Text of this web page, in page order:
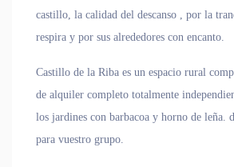
castillo, la calidad del descanso , por la
respira y por sus alrededores con encanto.
Castillo de la Riba es un espacio rural
de alquiler completo totalmente
los jardines con barbacoa y horno de leña.
para vuestro grupo.